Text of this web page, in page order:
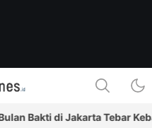
di Jakarta Tebar